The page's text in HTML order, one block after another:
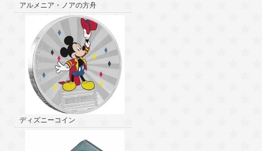
アルメニア・ノアの方舟
ディズニーコイン